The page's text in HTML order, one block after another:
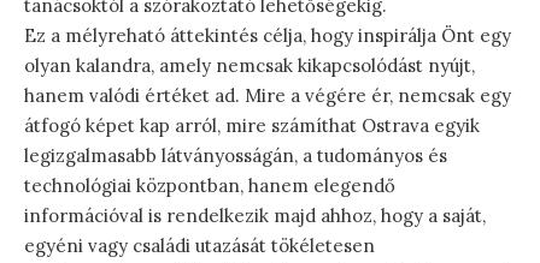
tanácsoktól a szórakoztató lehetőségekig.
Ez a mélyreható áttekintés célja, hogy inspirálja Önt egy
olyan kalandra, amely nemcsak kikapcsolódást nyújt,
hanem valódi értéket ad. Mire a végére ér, nemcsak egy
átfogó képet kap arról, mire számíthat Ostrava egyik
legizgalmasabb látványosságán, a tudományos és
technológiai központban, hanem elegendő
információval is rendelkezik majd ahhoz, hogy a saját,
egyéni vagy családi utazását tökéletesen